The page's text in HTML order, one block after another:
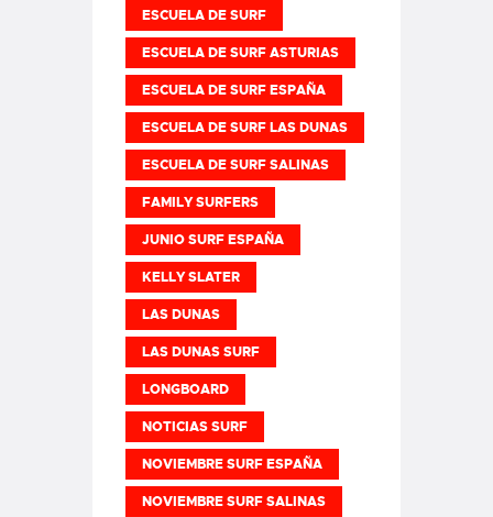
ESCUELA DE SURF
ESCUELA DE SURF ASTURIAS
ESCUELA DE SURF ESPAÑA
ESCUELA DE SURF LAS DUNAS
ESCUELA DE SURF SALINAS
FAMILY SURFERS
JUNIO SURF ESPAÑA
KELLY SLATER
LAS DUNAS
LAS DUNAS SURF
LONGBOARD
NOTICIAS SURF
NOVIEMBRE SURF ESPAÑA
NOVIEMBRE SURF SALINAS